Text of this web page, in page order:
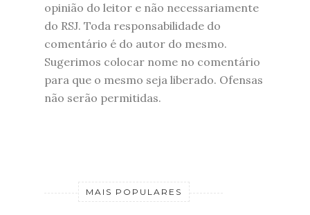
opinião do leitor e não necessariamente
do RSJ. Toda responsabilidade do
comentário é do autor do mesmo.
Sugerimos colocar nome no comentário
para que o mesmo seja liberado. Ofensas
não serão permitidas.
MAIS POPULARES